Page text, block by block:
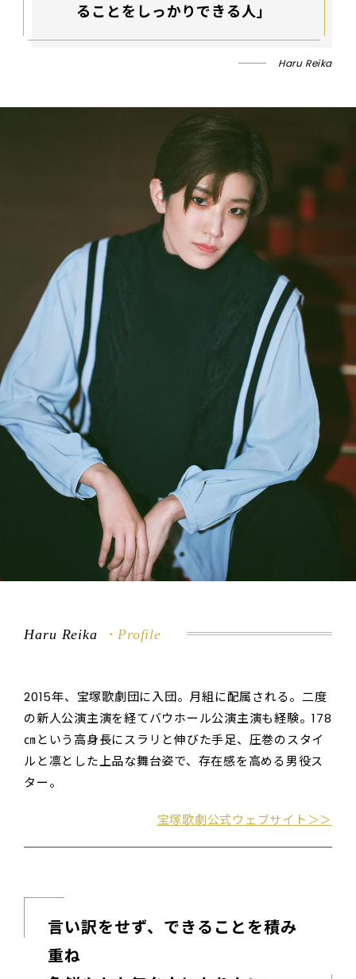
ることをしっかりできる人 」
Haru Reika
Haru Reika ・Profile
2015年、宝塚歌劇団に入団。月組に配属される。二度
の新人公演主演を経てバウホール公演主演も経験。178
㎝という高身長にスラリと伸びた手足、圧巻のスタイ
ルと凛とした上品な舞台姿で、存在感を高める男役ス
ター。
宝塚歌劇公式ウェブサイト＞＞
言い訳をせず、できることを積み
重ね